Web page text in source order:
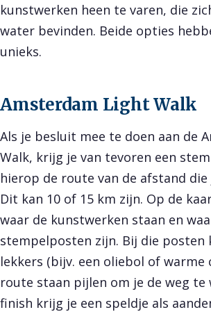
kunstwerken heen te varen, die
water bevinden. Beide opties
unieks.
Amsterdam Light Walk
Als je besluit mee te doen aan de
Walk, krijg je van tevoren een
hierop de route van de afstand
Dit kan 10 of 15 km zijn. Op de
waar de kunstwerken staan en
stempelposten zijn. Bij die posten
lekkers (bijv. een oliebol of warme
route staan pijlen om je de weg te
finish krijg je een speldje als